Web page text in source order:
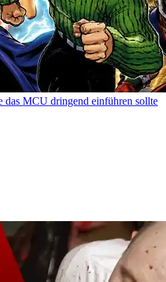
das MCU dringend einführen sollte